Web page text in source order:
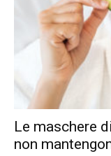
Le maschere
non